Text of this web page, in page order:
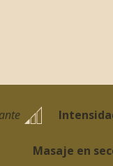
Masaje en